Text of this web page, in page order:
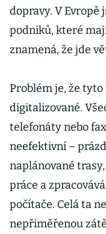
dopravy. V
podniků, které
znamená, že jde
Problém je, že
digitalizované.
telefonáty nebo
neefektivní –
naplánované
práce a
počítače. Celá ta
nepřiměřenou